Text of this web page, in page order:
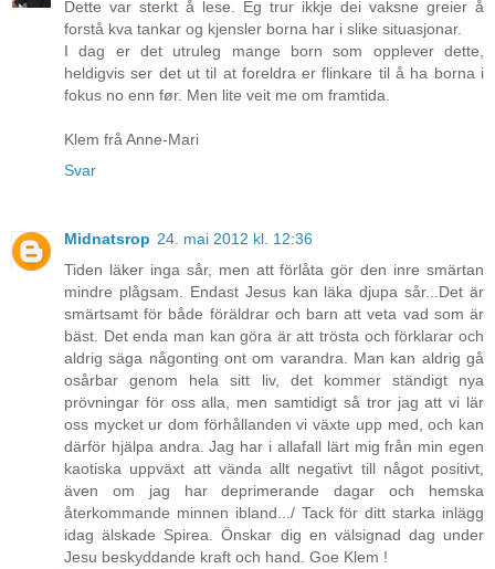
Dette var sterkt å lese. Eg trur ikkje dei vaksne greier å
forstå kva tankar og kjensler borna har i slike situasjonar.
I dag er det utruleg mange born som opplever dette,
heldigvis ser det ut til at foreldra er flinkare til å ha borna i
fokus no enn før. Men lite veit me om framtida.
Klem frå Anne-Mari
Svar
Midnatsrop 24. mai 2012 kl. 12:36
Tiden läker inga sår, men att förlåta gör den inre smärtan
mindre plågsam. Endast Jesus kan läka djupa sår...Det är
smärtsamt för både föräldrar och barn att veta vad som är
bäst. Det enda man kan göra är att trösta och förklarar och
aldrig säga någonting ont om varandra. Man kan aldrig gå
osårbar genom hela sitt liv, det kommer ständigt nya
prövningar för oss alla, men samtidigt så tror jag att vi lär
oss mycket ur dom förhållanden vi växte upp med, och kan
därför hjälpa andra. Jag har i allafall lärt mig från min egen
kaotiska uppväxt att vända allt negativt till något positivt,
även om jag har deprimerande dagar och hemska
återkommande minnen ibland.../ Tack för ditt starka inlägg
idag älskade Spirea. Önskar dig en välsignad dag under
Jesu beskyddande kraft och hand. Goe Klem !